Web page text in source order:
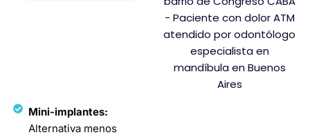
Mini-implantes:
Alternativa menos